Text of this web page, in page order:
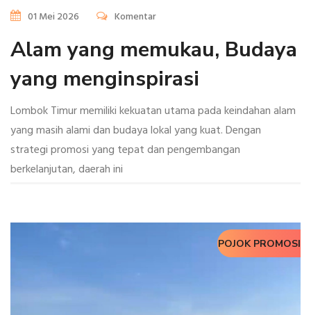
01 Mei 2026 Komentar
Alam yang memukau, Budaya
yang menginspirasi
Lombok Timur memiliki kekuatan utama pada keindahan alam
yang masih alami dan budaya lokal yang kuat. Dengan
strategi promosi yang tepat dan pengembangan
berkelanjutan, daerah ini
POJOK PROMOSI